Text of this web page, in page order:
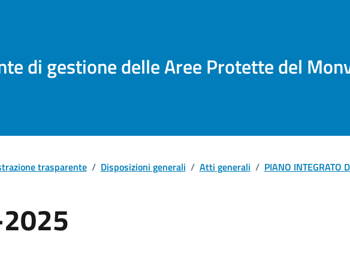
di gestione delle Aree Protette del
trasparente / Disposizioni generali / Atti generali / PIANO INTEGRATO